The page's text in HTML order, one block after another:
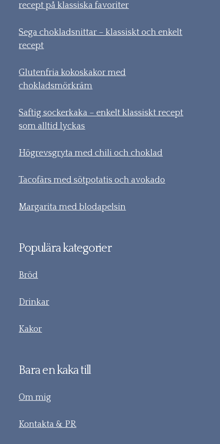
recept på klassiska favoriter
Sega chokladsnittar – klassiskt och enkelt
recept
Glutenfria kokoskakor med
chokladsmörkräm
Saftig sockerkaka – enkelt klassiskt recept
som alltid lyckas
Högrevsgryta med chili och choklad
Tacofärs med sötpotatis och avokado
Margarita med blodapelsin
Populära kategorier
Bröd
Drinkar
Kakor
Bara en kaka till
Om mig
Kontakta & PR